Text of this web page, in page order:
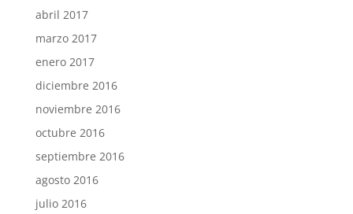
abril 2017
marzo 2017
enero 2017
diciembre 2016
noviembre 2016
octubre 2016
septiembre 2016
agosto 2016
julio 2016